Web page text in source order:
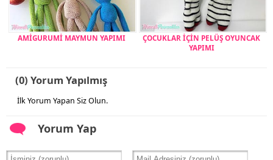
AMİGURUMİ MAYMUN YAPIMI
ÇOCUKLAR İÇİN PELÜŞ OYUNCAK
YAPIMI
(0) Yorum Yapılmış
İlk Yorum Yapan Siz Olun.
Yorum Yap